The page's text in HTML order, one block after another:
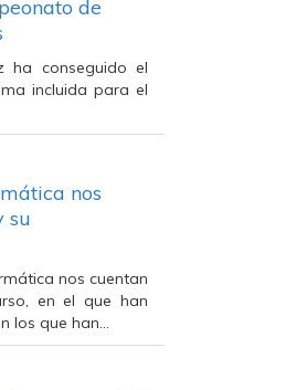
de
ha conseguido el
incluida para el
nos
su
nos cuentan
en el que han
los que han…